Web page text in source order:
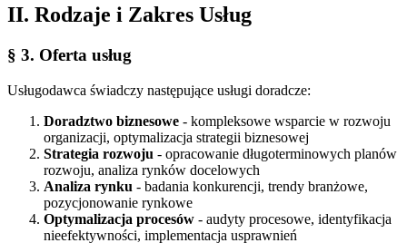
II. Rodzaje i Zakres Usług
§ 3. Oferta usług
Usługodawca świadczy następujące usługi doradcze:
Doradztwo biznesowe - kompleksowe wsparcie w rozwoju
organizacji, optymalizacja strategii biznesowej
Strategia rozwoju - opracowanie długoterminowych planów
rozwoju, analiza rynków docelowych
Analiza rynku - badania konkurencji, trendy branżowe,
pozycjonowanie rynkowe
Optymalizacja procesów - audyty procesowe, identyfikacja
nieefektywności, implementacja usprawnień